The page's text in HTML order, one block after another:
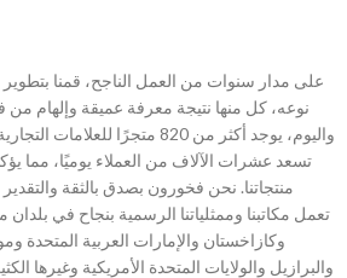
نوعه، كل منها نتيجة معرفة عميقة وإلهام من
واليوم، يوجد أكثر من 820 متجرًا
تسعد عشرات الآلاف من العملاء يوميًا، مما
منتجاتنا. نحن فخورون بصدق بالثقة والتقدير
تعمل مكاتبنا وممثلياتنا الرسمية بنجاح في بلدان
وكازاخستان والإمارات العربية المتحدة
والبرازيل والولايات المتحدة الأمريكية وغيرها